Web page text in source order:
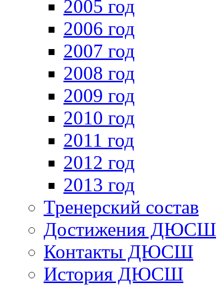
2005 год
2006 год
2007 год
2008 год
2009 год
2010 год
2011 год
2012 год
2013 год
Тренерский состав
Достижения ДЮСШ
Контакты ДЮСШ
История ДЮСШ